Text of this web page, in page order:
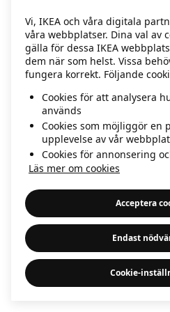
Vi, IKEA och våra digitala
våra webbplatser. Dina val av
gälla för dessa IKEA
dem när som helst. Vissa
fungera korrekt. Följande
Cookies för att analysera
används
Cookies som möjliggör en
upplevelse av vår
Cookies för annonsering
Läs mer om cookies
Acceptera
Endast
Cookie-